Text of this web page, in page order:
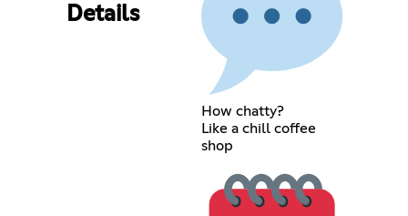
Details
How chatty?
Like a chill coffee
shop